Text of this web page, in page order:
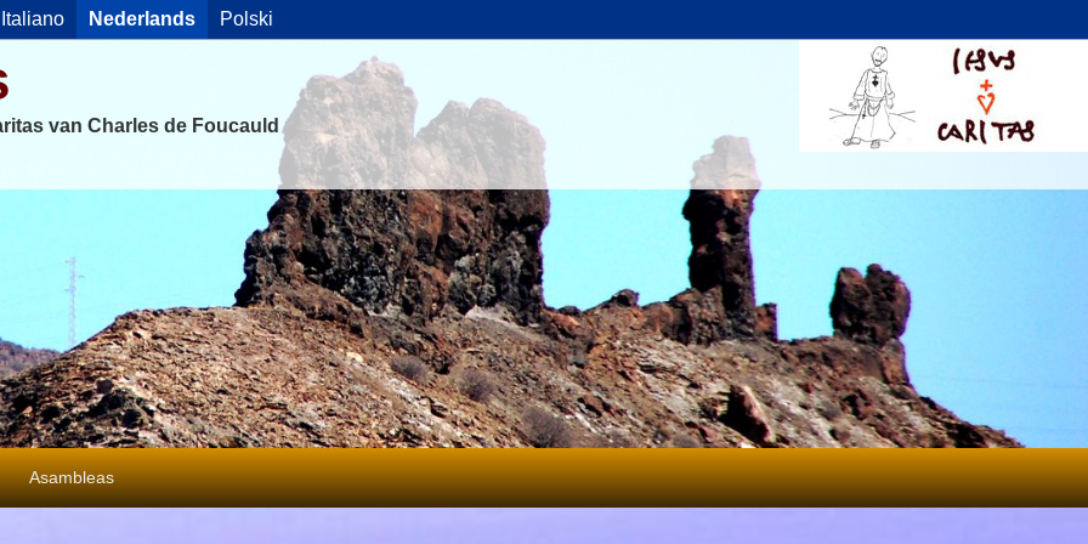
Italiano Nederlands Polski
van Charles de Foucauld
Asambleas